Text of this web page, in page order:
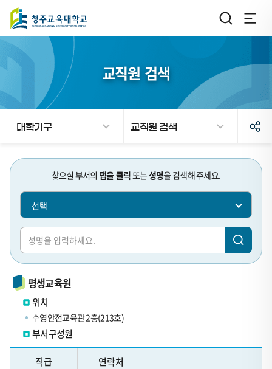
교직원 검색
대학기구 교직원 검색
찾으실 부서의 탭을 클릭또는성명을 검색해 주세요.
선택
평생교육원
위치
수영안전교육관 2층(213호)
부서구성원
테
직급 연락처